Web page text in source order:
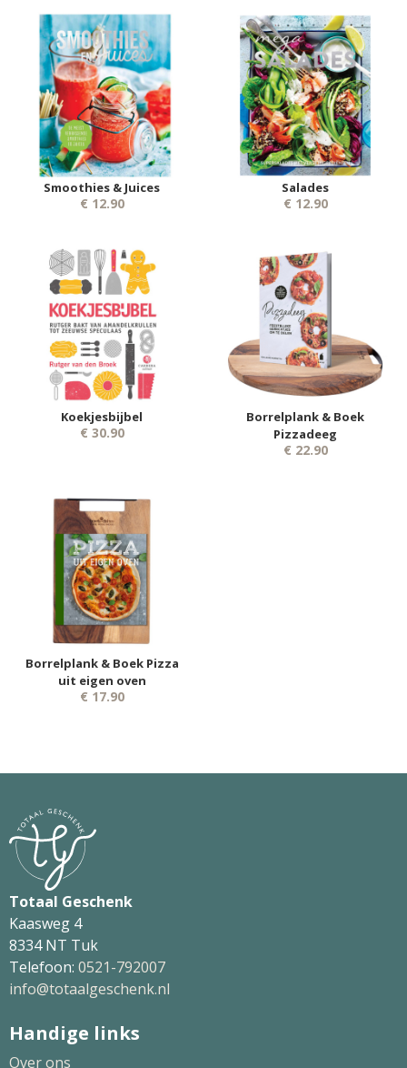
Smoothies & Juices
€ 12.90
Salades
€ 12.90
Koekjesbijbel
€ 30.90
Borrelplank & Boek
Pizzadeeg
€ 22.90
Borrelplank & Boek Pizza
uit eigen oven
€ 17.90
Totaal Geschenk
Kaasweg 4
8334 NT Tuk
Telefoon: 0521-792007
info@totaalgeschenk.nl
Handige links
Over ons